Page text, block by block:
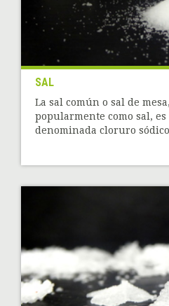
SAL
La sal común o sal de
popularmente como sal,
denominada cloruro